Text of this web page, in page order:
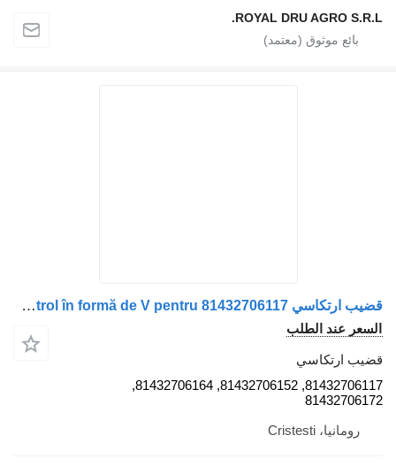
ROYAL DRU AGRO S.R.L.
قضيب ارتكاسي Braț de control în formă de V pentru 81432706117 لـ الشاحنات MAN – Coduri
السعر عند الطلب
قضيب ارتكاسي
81432706117, 81432706152, 81432706164,
81432706172
رومانيا، Cristesti